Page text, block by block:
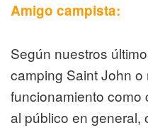
Amigo campista:
Según nuestros
camping Saint John
funcionamiento como
al público en general,